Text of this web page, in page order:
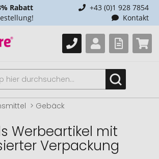
Rabatt
+43 (0)1 928 7854
Kontakt
Gebäck
Werbeartikel mit
Verpackung